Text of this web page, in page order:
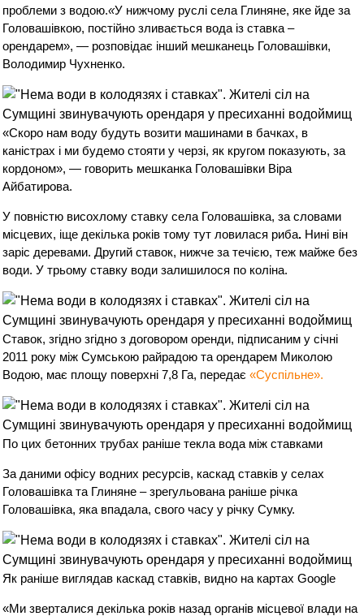
проблеми з водою.«У нижчому руслі села Глиняне, яке йде за
Головашівкою, постійно зливається вода із ставка –
орендарем», — розповідає інший мешканець Головашівки,
Володимир Чухненко.
«Скоро нам воду будуть возити машинами в бачках, в
каністрах і ми будемо стояти у черзі, як кругом показують, за
кордоном», — говорить мешканка Головашівки Віра
Айбатирова.
У повністю висохлому ставку села Головашівка, за словами
місцевих, іще декілька років тому тут ловилася риба. Нині він
заріс деревами. Другий ставок, нижче за течією, теж майже без
води. У трьому ставку води залишилося по коліна.
Ставок, згідно згідно з договором оренди, підписаним у січні
2011 року між Сумською райрадою та орендарем Миколою
Водою, має площу поверхні 7,8 Га, передає«Суспільне».
По цих бетонних трубах раніше текла вода між ставками
За даними офісу водних ресурсів, каскад ставків у селах
Головашівка та Глиняне – зрегульована раніше річка
Головашівка, яка впадала, свого часу у річку Сумку.
Як раніше виглядав каскад ставків, видно на картах Google
«Ми зверталися декілька років назад органів місцевої влади на